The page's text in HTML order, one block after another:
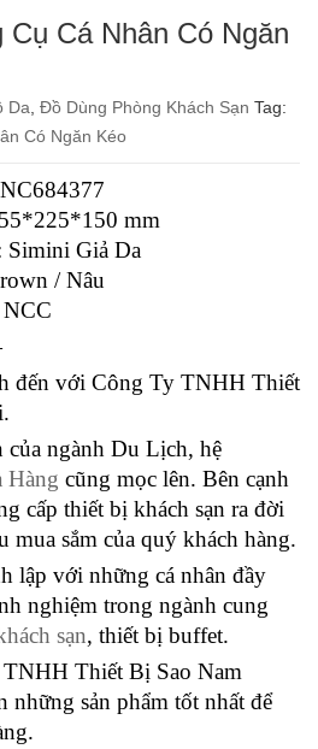
Cá Nhân Có Ngăn
Da Đồ Dùng Phòng Khách Sạn Tag:
Có Ngăn Kéo
mm
Simini Giả Da
/ Nâu
đến với Công Ty TNHH Thiết
ngành Du Lịch, hệ
Hàng cũng mọc lên. Bên cạnh
cấp thiết bị khách sạn ra đời
mua sắm của quý khách hàng.
lập với những cá nhân đầy
nghiệm trong ngành cung
sạn, thiết bị buffet.
Thiết Bị Sao Nam
những sản phẩm tốt nhất để